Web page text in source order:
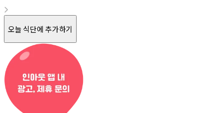
오늘 식단에 추가하기